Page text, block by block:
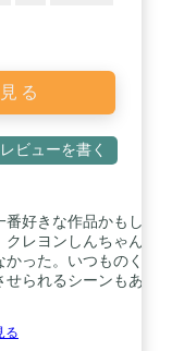
る
レビューを書く
好きな作品かもし
レヨンしんちゃん
った。いつものく
られるシーンもあ
る